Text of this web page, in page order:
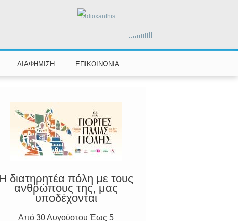
radioxanthis
ΔΙΑΦΗΜΙΣΗ ΕΠΙΚΟΙΝΩΝΙΑ
Καλούμε Άμεσα την Πυροσβεστική στο
199 ή στο 112 και δίνουμε σαφείς
πληροφορίες